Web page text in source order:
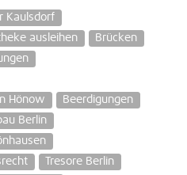
Kaulsdorf
ausleihen
Brücken
Hönow
Beerdigungen
Berlin
Tresore Berlin